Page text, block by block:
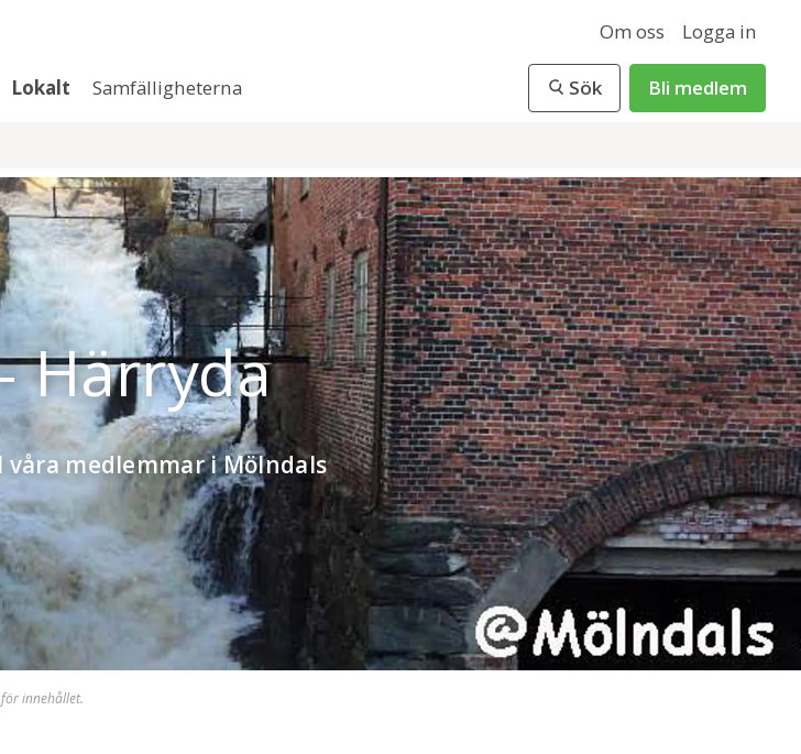
Om oss Logga in
Lokalt Samfälligheterna Sök Bli medlem
Härryda
medlemmar i Mölndals
innehållet.